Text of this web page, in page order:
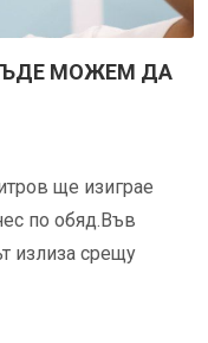
МОЖЕМ ДА
ще изиграе
по обяд.Във
излиза срещу